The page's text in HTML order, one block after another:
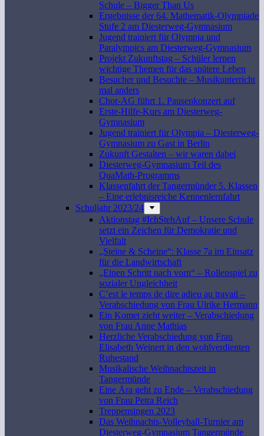
Schule – Bigger Than Us
Ergebnisse der 64. Mathematik-Olympiade
Stufe 2 am Diesterweg-Gymnasium
Jugend trainiert für Olympia und
Paralympics am Diesterweg-Gymnasium
Projekt Zukunftstag – Schüler lernen
wichtige Themen für das spätere Leben
Besucher und Besuchte – Musikunterricht
mal anders
Chor-AG führt 1. Pausenkonzert auf
Erste-Hilfe-Kurs am Diesterweg-
Gymnasium
Jugend trainiert für Olympia – Diesterweg-
Gymnasium zu Gast in Berlin
Zukunft Gestalten – wir waren dabei
Diesterweg-Gymnasium Teil des
QuaMath-Programms
Klassenfahrt der Tangermünder 5. Klassen
– Eine erlebnisreiche Kennenlernfahrt
Schuljahr 2023/24
Aktionstag #IchStehAuf – Unsere Schule
setzt ein Zeichen für Demokratie und
Vielfalt
„Steine & Scheine“: Klasse 7a im Einsatz
für die Landwirtschaft
„Einen Schritt nach vorn“ – Rollenspiel zu
sozialer Ungleichheit
C’est le temps de dire adieu au travail –
Verabschiedung von Frau Ulrike Hermann
Ein Komet zieht weiter – Verabschiedung
von Frau Anne Mathias
Herzliche Verabschiedung von Frau
Elisabeth Weinert in den wohlverdienten
Ruhestand
Musikalische Weihnachtszeit in
Tangermünde
Eine Ära geht zu Ende – Verabschiedung
von Frau Petra Reich
Treppensingen 2023
Das Weihnachts-Volleyball-Turnier am
Diesterweg-Gymnasium Tangermünde